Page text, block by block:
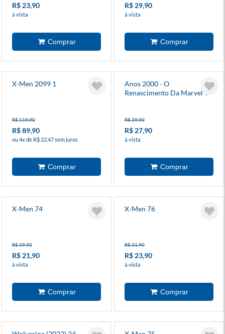
R$ 23,90
à vista
R$ 29,90
à vista
X-Men 2099 1
R$ 119,90
R$ 89,90
ou 4x de R$ 22,47 sem juros
Anos 2000 - O
Renascimento Da Marvel 9 -
R$ 39,90
R$ 27,90
à vista
X-Men 74
R$ 39,90
R$ 21,90
à vista
X-Men 76
R$ 31,90
R$ 23,90
à vista